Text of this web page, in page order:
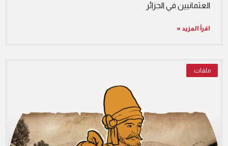
العثمانيين في الجزائر
اقرأ المزيد »
ملفات